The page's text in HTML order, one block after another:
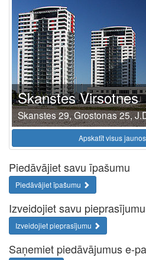
Skanstes Virsotnes
Skanstes 29, Grostonas 25,
Apskatīt visus
Piedāvājiet savu īpašumu
Piedāvājiet īpašumu
Izveidojiet savu pieprasījumu
Izveidojiet pieprasījumu
Saņemiet piedāvājumus e-